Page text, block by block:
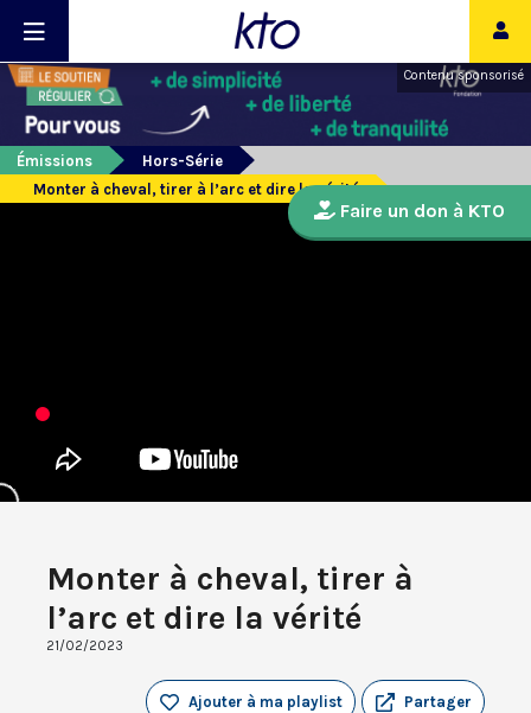
Contenu sponsorisé
Émissions
Hors-Série
Monter à cheval, tirer à l’arc et dire la vérité
Monter à cheval, tirer à
l’arc et dire la vérité
21/02/2023
Partager
Ajouter à ma playlist
Faire un don à KTO